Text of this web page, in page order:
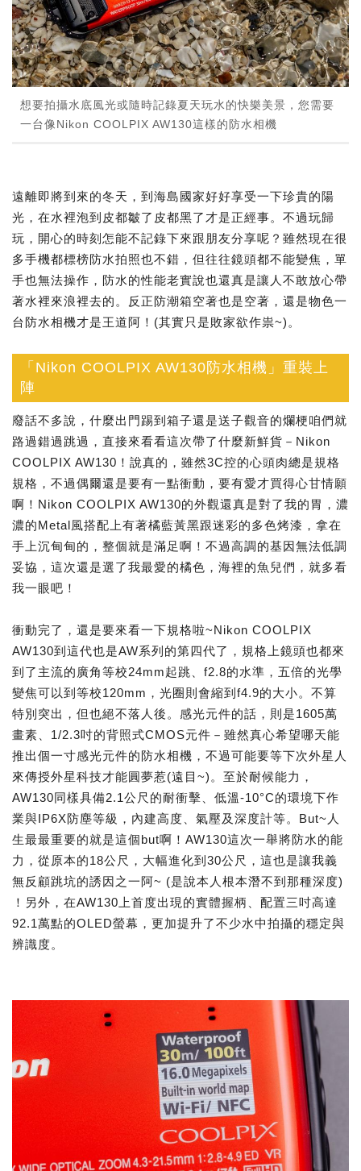
想要拍攝水底風光或隨時記錄夏天玩水的快樂美景，您需要
一台像Nikon COOLPIX AW130這樣的防水相機
遠離即將到來的冬天，到海島國家好好享受一下珍貴的陽
光，在水裡泡到皮都皺了皮都黑了才是正經事。不過玩歸
玩，開心的時刻怎能不記錄下來跟朋友分享呢？雖然現在很
多手機都標榜防水拍照也不錯，但往往鏡頭都不能變焦，單
手也無法操作，防水的性能老實說也還真是讓人不敢放心帶
著水裡來浪裡去的。反正防潮箱空著也是空著，還是物色一
台防水相機才是王道阿！(其實只是敗家欲作祟~)。
「Nikon COOLPIX AW130防水相機」重裝上
陣
廢話不多說，什麼出門踢到箱子還是送子觀音的爛梗咱們就
路過錯過跳過，直接來看看這次帶了什麼新鮮貨－Nikon
COOLPIX AW130！說真的，雖然3C控的心頭肉總是規格
規格，不過偶爾還是要有一點衝動，要有愛才買得心甘情願
啊！Nikon COOLPIX AW130的外觀還真是對了我的胃，濃
濃的Metal風搭配上有著橘藍黃黑跟迷彩的多色烤漆，拿在
手上沉甸甸的，整個就是滿足啊！不過高調的基因無法低調
妥協，這次還是選了我最愛的橘色，海裡的魚兒們，就多看
我一眼吧！
衝動完了，還是要來看一下規格啦~Nikon COOLPIX
AW130到這代也是AW系列的第四代了，規格上鏡頭也都來
到了主流的廣角等校24mm起跳、f2.8的水準，五倍的光學
變焦可以到等校120mm，光圈則會縮到f4.9的大小。不算
特別突出，但也絕不落人後。感光元件的話，則是1605萬
畫素、1/2.3吋的背照式CMOS元件－雖然真心希望哪天能
推出個一寸感光元件的防水相機，不過可能要等下次外星人
來傳授外星科技才能圓夢惹(遠目~)。至於耐候能力，
AW130同樣具備2.1公尺的耐衝擊、低溫-10°C的環境下作
業與IP6X防塵等級，內建高度、氣壓及深度計等。But~人
生最最重要的就是這個but啊！AW130這次一舉將防水的能
力，從原本的18公尺，大幅進化到30公尺，這也是讓我義
無反顧跳坑的誘因之一阿~ (是說本人根本潛不到那種深度)
！另外，在AW130上首度出現的實體握柄、配置三吋高達
92.1萬點的OLED螢幕，更加提升了不少水中拍攝的穩定與
辨識度。